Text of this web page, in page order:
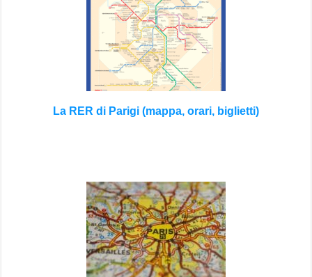
La RER di Parigi (mappa, orari, biglietti)